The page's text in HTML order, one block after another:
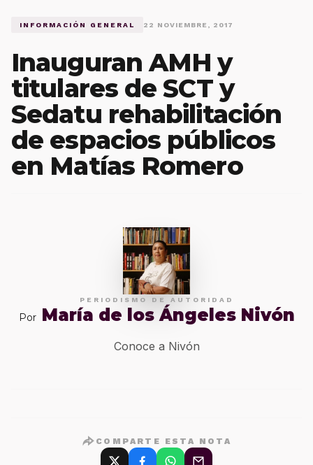
INFORMACIÓN GENERAL 22 NOVIEMBRE, 2017
Inauguran AMH y
titulares de SCT y
Sedatu rehabilitación
de espacios públicos
en Matías Romero
PERIODISMO DE AUTORIDAD
Por María de los Ángeles Nivón
Conoce a Nivón
COMPARTE ESTA NOTA